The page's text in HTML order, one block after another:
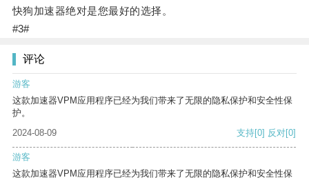
快狗加速器绝对是您最好的选择。
#3#
评论
游客
这款加速器VPM应用程序已经为我们带来了无限的隐私保护和安全性保
护。
2024-08-09
支持[0] 反对[0]
游客
这款加速器VPM应用程序已经为我们带来了无限的隐私保护和安全性保